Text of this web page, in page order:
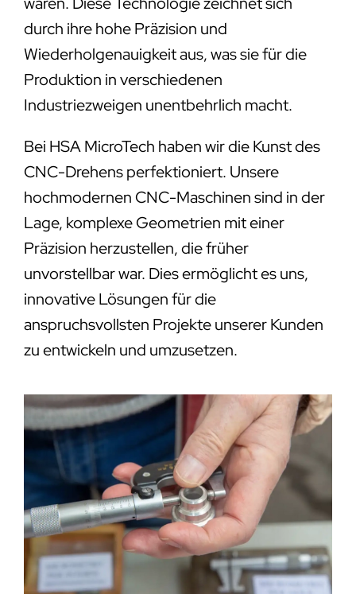
durch ihre hohe Präzision und
Wiederholgenauigkeit aus, was sie für die
Produktion in verschiedenen
Industriezweigen unentbehrlich macht.
Bei HSA MicroTech haben wir die Kunst des
CNC-Drehens perfektioniert. Unsere
hochmodernen CNC-Maschinen sind in der
Lage, komplexe Geometrien mit einer
Präzision herzustellen, die früher
unvorstellbar war. Dies ermöglicht es uns,
innovative Lösungen für die
anspruchsvollsten Projekte unserer Kunden
zu entwickeln und umzusetzen.